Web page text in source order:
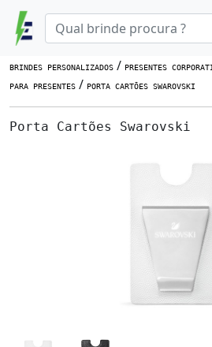
BRINDES PERSONALIZADOS / PRESENTES
PARA PRESENTES / PORTA CARTÕES SWAROVSKI
Porta Cartões Swarovski